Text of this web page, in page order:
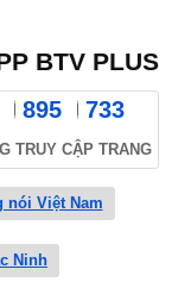
BTV PLUS
895 733
TRUY CẬP TRANG
nói Việt Nam
Ninh